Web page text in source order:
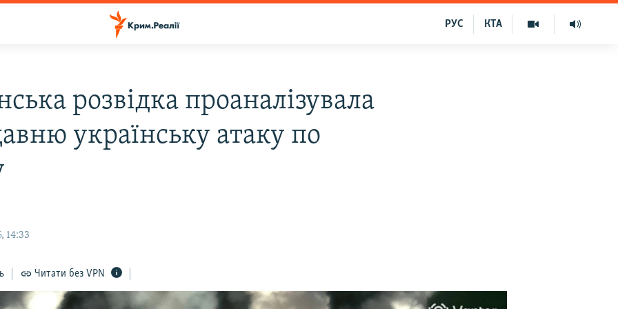
КТА
РУС
розвідка проаналізувала
українську атаку по
14:33
Читати без VPN